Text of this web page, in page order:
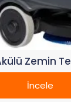
Zemin
İncele